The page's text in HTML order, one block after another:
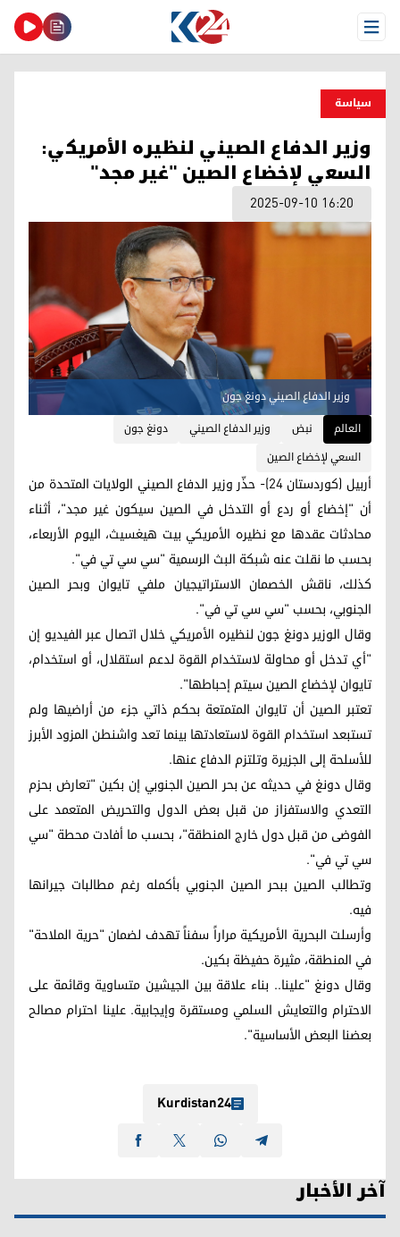
Open Menu
سیاسة
وزير الدفاع الصيني لنظيره الأمريكي:
السعي لإخضاع الصين "غير مجد"
2025-09-10 16:20
وزير الدفاع الصيني دونغ جون
العالم
نبض وزير الدفاع الصيني
دونغ جون
السعي لإخضاع الصين
أربيل (كوردستان 24)- حذّر وزير الدفاع الصيني الولايات المتحدة من
أن "إخضاع أو ردع أو التدخل في الصين سيكون غير مجد"، أثناء
محادثات عقدها مع نظيره الأمريكي بيت هيغسيث، اليوم الأربعاء،
بحسب ما نقلت عنه شبكة البث الرسمية "سي سي تي في".
كذلك، ناقش الخصمان الاستراتيجيان ملفي تايوان وبحر الصين
الجنوبي، بحسب "سي سي تي في".
وقال الوزير دونغ جون لنظيره الأمريكي خلال اتصال عبر الفيديو إن
"أي تدخل أو محاولة لاستخدام القوة لدعم استقلال، أو استخدام،
تايوان لإخضاع الصين سيتم إحباطها".
تعتبر الصين أن تايوان المتمتعة بحكم ذاتي جزء من أراضيها ولم
تستبعد استخدام القوة لاستعادتها بينما تعد واشنطن المزود الأبرز
للأسلحة إلى الجزيرة وتلتزم الدفاع عنها.
وقال دونغ في حديثه عن بحر الصين الجنوبي إن بكين "تعارض بحزم
التعدي والاستفزاز من قبل بعض الدول والتحريض المتعمد على
الفوضى من قبل دول خارج المنطقة"، بحسب ما أفادت محطة "سي
سي تي في".
وتطالب الصين ببحر الصين الجنوبي بأكمله رغم مطالبات جيرانها
فيه.
وأرسلت البحرية الأمريكية مراراً سفناً تهدف لضمان "حرية الملاحة"
في المنطقة، مثيرة حفيظة بكين.
وقال دونغ "علينا.. بناء علاقة بين الجيشين متساوية وقائمة على
الاحترام والتعايش السلمي ومستقرة وإيجابية. علينا احترام مصالح
بعضنا البعض الأساسية".
Kurdistan24
آخر الأخبار